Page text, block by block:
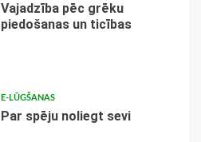
Vajadzība pēc grēku
piedošanas un ticības
E-LŪGŠANAS
Par spēju noliegt sevi